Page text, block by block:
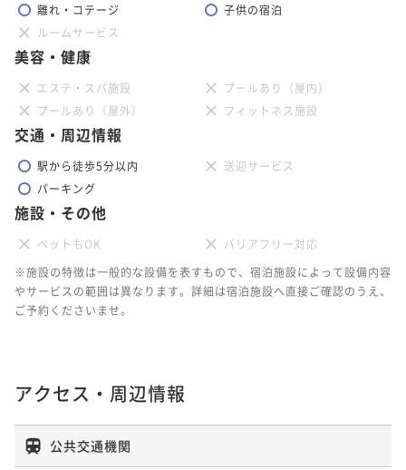
離れ・コテージ
子供の宿泊
ルームサービス
美容・健康
エステ・スパ施設
プールあり（屋内）
プールあり（屋外）
フィットネス施設
交通・周辺情報
駅から徒歩5分以内
送迎サービス
パーキング
施設・その他
ペットもOK
バリアフリー対応
※施設の特徴は一般的な設備を表すもので、宿泊施設によって設備内容
やサービスの範囲は異なります。詳細は宿泊施設へ直接ご確認のうえ、
ご予約くださいませ。
アクセス・周辺情報
公共交通機関